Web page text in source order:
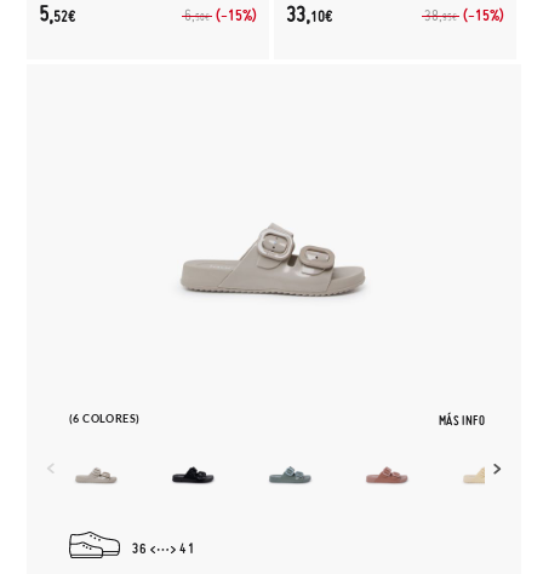
6,50€ (-15%)
5,52€ 38,95€ (-15%)
33,10€
(6 COLORES) MÁS INFO
36 41